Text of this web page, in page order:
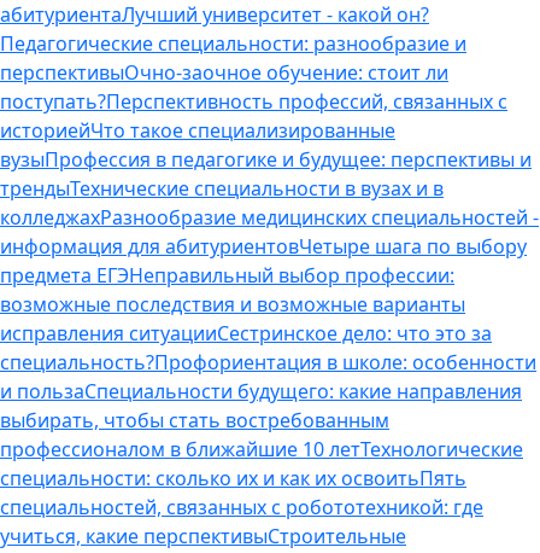
абитуриентаЛучший университет - какой он?
Педагогические специальности: разнообразие и
перспективыОчно-заочное обучение: стоит ли
поступать?Перспективность профессий, связанных с
историейЧто такое специализированные
вузыПрофессия в педагогике и будущее: перспективы и
трендыТехнические специальности в вузах и в
колледжахРазнообразие медицинских специальностей -
информация для абитуриентовЧетыре шага по выбору
предмета ЕГЭНеправильный выбор профессии:
возможные последствия и возможные варианты
исправления ситуацииСестринское дело: что это за
специальность?Профориентация в школе: особенности
и пользаСпециальности будущего: какие направления
выбирать, чтобы стать востребованным
профессионалом в ближайшие 10 летТехнологические
специальности: сколько их и как их освоитьПять
специальностей, связанных с робототехникой: где
учиться, какие перспективыСтроительные